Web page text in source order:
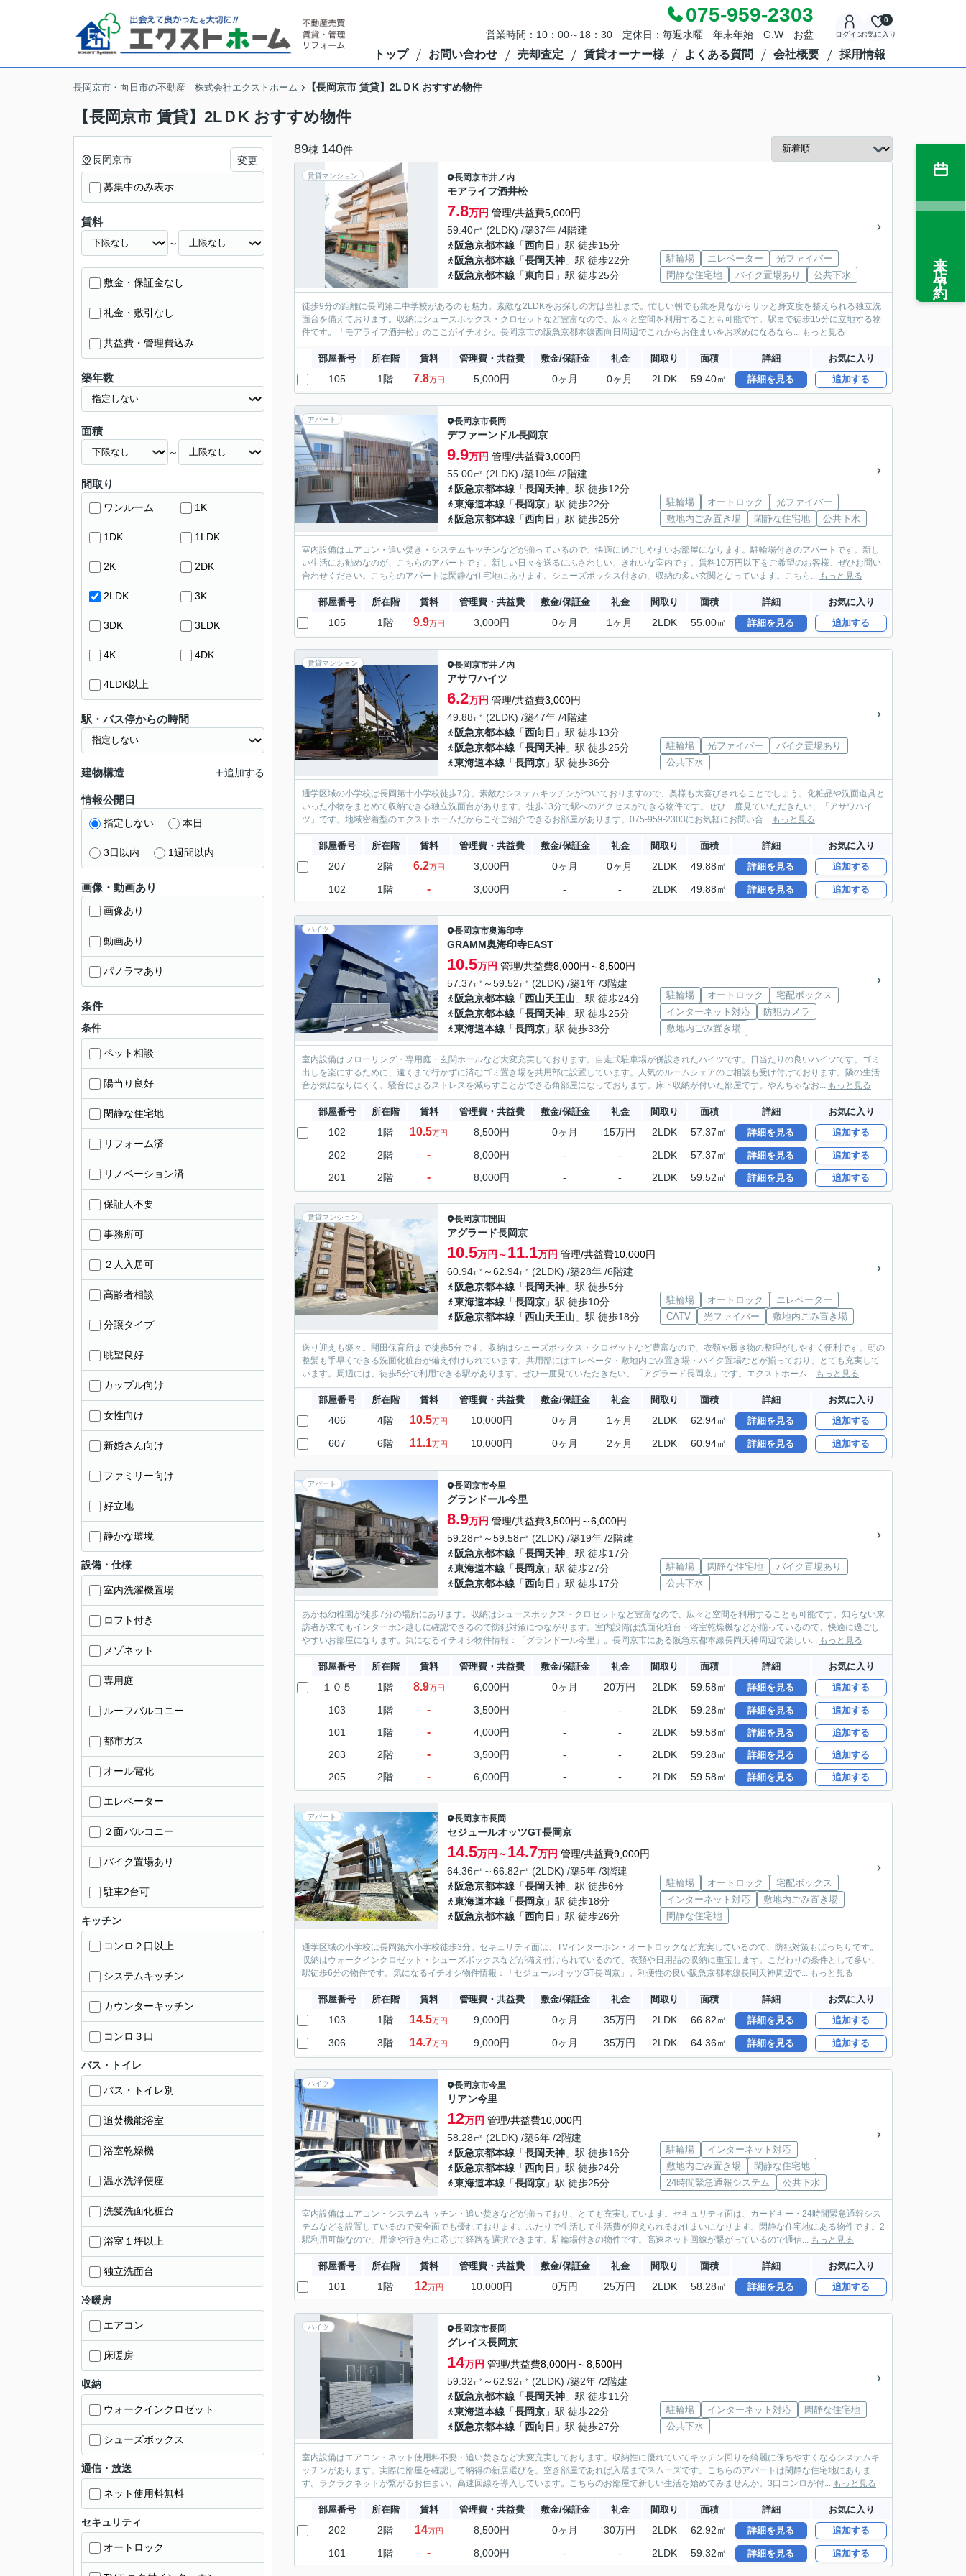
075-959-2303
営業時間：10：00～18：30 定休日：毎週水曜 年末年始 G.W お盆 ログインお気に入り
0
トップ お問い合わせ 売却査定 賃貸オーナー様 よくある質問 会社概要 採用情報
長岡京市・向日市の不動産｜株式会社エクストホーム 【長岡京市 賃貸】2LＤK おすすめ物件
【長岡京市 賃貸】2LＤK おすすめ物件
89棟 140件
賃貸マンション 長岡京市井ノ内
モアライフ酒井松
7.8万円 管理/共益費5,000円
59.40㎡ (2LDK) /築37年 /4階建
阪急京都本線 「西向日 」駅 徒歩15分
阪急京都本線 「長岡天神 」駅 徒歩22分
阪急京都本線 「東向日 」駅 徒歩25分
駐輪場 エレベーター
光ファイバー
閑静な住宅地
バイク置場あり 公共下水
徒歩9分の距離に長岡第二中学校があるのも魅力。素敵な2LDKをお探しの方は当社まで。忙しい朝でも鏡を見ながらサッと身支度を整えられる独立洗
面台を備えております。収納はシューズボックス・クロゼットなど豊富なので、広々と空間を利用することも可能です。駅まで徒歩15分に立地する物
件です。「モアライフ酒井松」のここがイチオシ。長岡京市の阪急京都本線西向日周辺でこれからお住まいをお求めになるなら... もっと見る
部屋番号 所在階 賃料 管理費・共益費 敷金/保証金 礼金 間取り 面積 詳細 お気に入り
105 1階 7.8万円 5,000円 0ヶ月 0ヶ月 2LDK 59.40㎡ 詳細を見る 追加する
アパート 長岡京市長岡
デファーンドル長岡京
9.9万円 管理/共益費3,000円
55.00㎡ (2LDK) /築10年 /2階建
阪急京都本線 「長岡天神 」駅 徒歩12分
東海道本線 「長岡京 」駅 徒歩22分
阪急京都本線 「西向日 」駅 徒歩25分
駐輪場 オートロック
光ファイバー
敷地内ごみ置き場
閑静な住宅地 公共下水
室内設備はエアコン・追い焚き・システムキッチンなどが揃っているので、快適に過ごしやすいお部屋になります。駐輪場付きのアパートです。新し
い生活にお勧めなのが、こちらのアパートです。新しい日々を送るにふさわしい、きれいな室内です。賃料10万円以下をご希望のお客様、ぜひお問い
合わせください。こちらのアパートは閑静な住宅地にあります。シューズボックス付きの、収納の多い玄関となっています。こちら... もっと見る
部屋番号 所在階 賃料 管理費・共益費 敷金/保証金 礼金 間取り 面積 詳細 お気に入り
105 1階 9.9万円 3,000円 0ヶ月 1ヶ月 2LDK 55.00㎡ 詳細を見る 追加する
賃貸マンション 長岡京市井ノ内
アサワハイツ
6.2万円 管理/共益費3,000円
49.88㎡ (2LDK) /築47年 /4階建
阪急京都本線 「西向日 」駅 徒歩13分
阪急京都本線 「長岡天神 」駅 徒歩25分
東海道本線 「長岡京 」駅 徒歩36分
駐輪場 光ファイバー
バイク置場あり
公共下水
通学区域の小学校は長岡第十小学校徒歩7分。素敵なシステムキッチンがついておりますので、奥様も大喜びされることでしょう。化粧品や洗面道具と
いった小物をまとめて収納できる独立洗面台があります。徒歩13分で駅へのアクセスができる物件です。ぜひ一度見ていただきたい、「アサワハイ
ツ」です。地域密着型のエクストホームだからこそご紹介できるお部屋があります。075-959-2303にお気軽にお問い合... もっと見る
部屋番号 所在階 賃料 管理費・共益費 敷金/保証金 礼金 間取り 面積 詳細 お気に入り
207 2階 6.2万円 3,000円 0ヶ月 0ヶ月 2LDK 49.88㎡ 詳細を見る 追加する
102 1階 - 3,000円 - - 2LDK 49.88㎡ 詳細を見る 追加する
ハイツ 長岡京市奥海印寺
GRAMM奥海印寺EAST
10.5万円 管理/共益費8,000円～8,500円
57.37㎡～59.52㎡ (2LDK) /築1年 /3階建
阪急京都本線 「西山天王山 」駅 徒歩24分
阪急京都本線 「長岡天神 」駅 徒歩25分
東海道本線 「長岡京 」駅 徒歩33分
駐輪場 オートロック
宅配ボックス
インターネット対応
防犯カメラ
敷地内ごみ置き場
室内設備はフローリング・専用庭・玄関ホールなど大変充実しております。自走式駐車場が併設されたハイツです。日当たりの良いハイツです。ゴミ
出しを楽にするために、遠くまで行かずに済むゴミ置き場を共用部に設置しています。人気のルームシェアのご相談も受け付けております。隣の生活
音が気になりにくく、騒音によるストレスを減らすことができる角部屋になっております。床下収納が付いた部屋です。やんちゃなお... もっと見る
部屋番号 所在階 賃料 管理費・共益費 敷金/保証金 礼金 間取り 面積 詳細 お気に入り
102 1階 10.5万円 8,500円 0ヶ月 15万円 2LDK 57.37㎡ 詳細を見る 追加する
202 2階 - 8,000円 - - 2LDK 57.37㎡ 詳細を見る 追加する
201 2階 - 8,000円 - - 2LDK 59.52㎡ 詳細を見る 追加する
賃貸マンション 長岡京市開田
アグラード長岡京
10.5万円～11.1万円 管理/共益費10,000円
60.94㎡～62.94㎡ (2LDK) /築28年 /6階建
阪急京都本線 「長岡天神 」駅 徒歩5分
東海道本線 「長岡京 」駅 徒歩10分
阪急京都本線 「西山天王山 」駅 徒歩18分
駐輪場 オートロック
エレベーター
CATV
光ファイバー 敷地内ごみ置き場
送り迎えも楽々。開田保育所まで徒歩5分です。収納はシューズボックス・クロゼットなど豊富なので、衣類や履き物の整理がしやすく便利です。朝の
整髪も手早くできる洗面化粧台が備え付けられています。共用部にはエレベータ・敷地内ごみ置き場・バイク置場などが揃っており、とても充実して
います。周辺には、徒歩5分で利用できる駅があります。ぜひ一度見ていただきたい、「アグラード長岡京」です。エクストホーム... もっと見る
部屋番号 所在階 賃料 管理費・共益費 敷金/保証金 礼金 間取り 面積 詳細 お気に入り
406 4階 10.5万円 10,000円 0ヶ月 1ヶ月 2LDK 62.94㎡ 詳細を見る 追加する
607 6階 11.1万円 10,000円 0ヶ月 2ヶ月 2LDK 60.94㎡ 詳細を見る 追加する
アパート 長岡京市今里
グランドール今里
8.9万円 管理/共益費3,500円～6,000円
59.28㎡～59.58㎡ (2LDK) /築19年 /2階建
阪急京都本線 「長岡天神 」駅 徒歩17分
東海道本線 「長岡京 」駅 徒歩27分
阪急京都本線 「西向日 」駅 徒歩17分
駐輪場 閑静な住宅地
バイク置場あり
公共下水
あかね幼稚園が徒歩7分の場所にあります。収納はシューズボックス・クロゼットなど豊富なので、広々と空間を利用することも可能です。知らない来
訪者が来てもインターホン越しに確認できるので防犯対策につながります。室内設備は洗面化粧台・浴室乾燥機などが揃っているので、快適に過ごし
やすいお部屋になります。気になるイチオシ物件情報：「グランドール今里」。長岡京市にある阪急京都本線長岡天神周辺で楽しい... もっと見る
部屋番号 所在階 賃料 管理費・共益費 敷金/保証金 礼金 間取り 面積 詳細 お気に入り
１０５ 1階 8.9万円 6,000円 0ヶ月 20万円 2LDK 59.58㎡ 詳細を見る 追加する
103 1階 - 3,500円 - - 2LDK 59.28㎡ 詳細を見る 追加する
101 1階 - 4,000円 - - 2LDK 59.58㎡ 詳細を見る 追加する
203 2階 - 3,500円 - - 2LDK 59.28㎡ 詳細を見る 追加する
205 2階 - 6,000円 - - 2LDK 59.58㎡ 詳細を見る 追加する
アパート 長岡京市長岡
セジュールオッツGT長岡京
14.5万円～14.7万円 管理/共益費9,000円
64.36㎡～66.82㎡ (2LDK) /築5年 /3階建
阪急京都本線 「長岡天神 」駅 徒歩6分
東海道本線 「長岡京 」駅 徒歩18分
阪急京都本線 「西向日 」駅 徒歩26分
駐輪場 オートロック
宅配ボックス
インターネット対応
敷地内ごみ置き場
閑静な住宅地
通学区域の小学校は長岡第六小学校徒歩3分。セキュリティ面は、TVインターホン・オートロックなど充実しているので、防犯対策もばっちりです。
収納はウォークインクロゼット・シューズボックスなどが備え付けられているので、衣類や日用品の収納に重宝します。こだわりの条件として多い、
駅徒歩6分の物件です。気になるイチオシ物件情報：「セジュールオッツGT長岡京」。利便性の良い阪急京都本線長岡天神周辺で... もっと見る
部屋番号 所在階 賃料 管理費・共益費 敷金/保証金 礼金 間取り 面積 詳細 お気に入り
103 1階 14.5万円 9,000円 0ヶ月 35万円 2LDK 66.82㎡ 詳細を見る 追加する
306 3階 14.7万円 9,000円 0ヶ月 35万円 2LDK 64.36㎡ 詳細を見る 追加する
ハイツ 長岡京市今里
リアン今里
12万円 管理/共益費10,000円
58.28㎡ (2LDK) /築6年 /2階建
阪急京都本線 「長岡天神 」駅 徒歩16分
阪急京都本線 「西向日 」駅 徒歩24分
東海道本線 「長岡京 」駅 徒歩25分
駐輪場
インターネット対応
敷地内ごみ置き場
閑静な住宅地
24時間緊急通報システム
公共下水
室内設備はエアコン・システムキッチン・追い焚きなどが揃っており、とても充実しています。セキュリティ面は、カードキー・24時間緊急通報シス
テムなどを設置しているので安全面でも優れております。ふたりで生活して生活費が抑えられるお住まいになります。閑静な住宅地にある物件です。2
駅利用可能なので、用途や行き先に応じて経路を選択できます。駐輪場付きの物件です。高速ネット回線が繋がっているので通信... もっと見る
部屋番号 所在階 賃料 管理費・共益費 敷金/保証金 礼金 間取り 面積 詳細 お気に入り
101 1階 12万円 10,000円 0万円 25万円 2LDK 58.28㎡ 詳細を見る 追加する
ハイツ 長岡京市長岡
グレイス長岡京
14万円 管理/共益費8,000円～8,500円
59.32㎡～62.92㎡ (2LDK) /築2年 /2階建
阪急京都本線 「長岡天神 」駅 徒歩11分
東海道本線 「長岡京 」駅 徒歩22分
阪急京都本線 「西向日 」駅 徒歩27分
駐輪場 インターネット対応
閑静な住宅地
公共下水
室内設備はエアコン・ネット使用料不要・追い焚きなど大変充実しております。収納性に優れていてキッチン回りを綺麗に保ちやすくなるシステムキ
ッチンがあります。実際に部屋を確認して納得の新居選びを。空き部屋であれば入居までスムーズです。こちらのアパートは閑静な住宅地にありま
す。ラクラクネットが繋がるお住まい、高速回線を導入しています。こちらのお部屋で新しい生活を始めてみませんか。3口コンロが付... もっと見る
部屋番号 所在階 賃料 管理費・共益費 敷金/保証金 礼金 間取り 面積 詳細 お気に入り
202 2階 14万円 8,500円 0ヶ月 30万円 2LDK 62.92㎡ 詳細を見る 追加する
101 1階 - 8,000円 - - 2LDK 59.32㎡ 詳細を見る 追加する
長岡京市 変更
募集中のみ表示
賃料
～
敷金・保証金なし
礼金・敷引なし
共益費・管理費込み
築年数
面積
～
間取り
ワンルーム 1K
1DK 1LDK
2K 2DK
2LDK 3K
3DK 3LDK
4K 4DK
4LDK以上
駅・バス停からの時間
建物構造 追加する
情報公開日
指定しない 本日
3日以内 1週間以内
画像・動画あり
画像あり
動画あり
パノラマあり
条件
条件
ペット相談
陽当り良好
閑静な住宅地
リフォーム済
リノベーション済
保証人不要
事務所可
２人入居可
高齢者相談
分譲タイプ
眺望良好
カップル向け
女性向け
新婚さん向け
ファミリー向け
好立地
静かな環境
設備・仕様
室内洗濯機置場
ロフト付き
メゾネット
専用庭
ルーフバルコニー
都市ガス
オール電化
エレベーター
２面バルコニー
バイク置場あり
駐車2台可
キッチン
コンロ２口以上
システムキッチン
カウンターキッチン
コンロ３口
バス・トイレ
バス・トイレ別
追焚機能浴室
浴室乾燥機
温水洗浄便座
洗髪洗面化粧台
浴室１坪以上
独立洗面台
冷暖房
エアコン
床暖房
収納
ウォークインクロゼット
シューズボックス
通信・放送
ネット使用料無料
セキュリティ
オートロック
来店予約